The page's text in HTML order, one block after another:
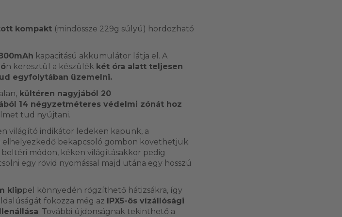
kompakt (mindössze 229g súlyú) hordozható
kapacitású akkumulátor látja el. A
n keresztül a készülék két óra alatt teljesen
egyfolytában üzemelni.
kültéren nagyjából 20
14 négyzetméteres védelmi zónát hoz
tud nyújtani.
világító indikátor ledeken kapunk, a
bekapcsoló gombon követhetjük.
módon, kéken világításakkor pedig
egy rövid nyomással majd utána egy hosszú
klippel könnyedén rögzíthető hátizsákra, így
fokozza még az IPX5-ös vízállósági
. További újdonságnak tekinthető a